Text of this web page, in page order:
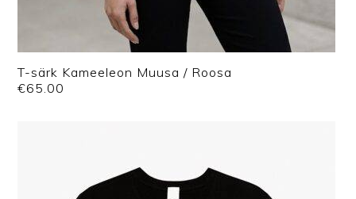
T-särk Kameeleon Muusa / Roosa
€65.00